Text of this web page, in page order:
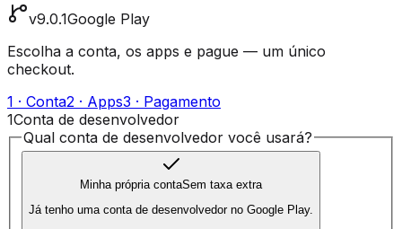
v9.0.1Google Play
Escolha a conta, os apps e pague — um único
checkout.
1 · Conta2 · Apps3 · Pagamento
1Conta de desenvolvedor
Qual conta de desenvolvedor você usará?
Minha própria contaSem taxa extra
Já tenho uma conta de desenvolvedor no Google Play.